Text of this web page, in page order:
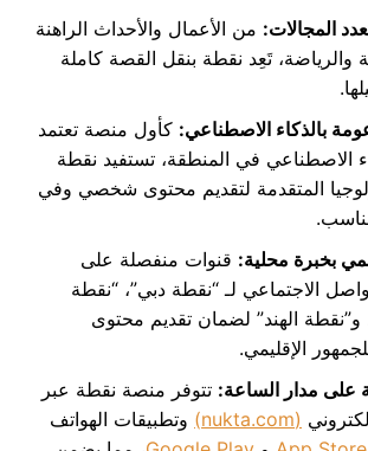
المجالات: من الأعمال والأحداث الراهنة
والرياضة، تَعِد نقطة بنقل القصة كاملة
بالذكاء الاصطناعي: كأول منصة تعتمد
الاصطناعي في المنطقة، تستفيد نقطة
المتقدمة لتقديم محتوى شخصي وفي
بخبرة محلية: قنوات منفصلة على
الاجتماعي لـ “نقطة دبي”، “نقطة
و”نقطة الهند” لضمان تقديم محتوى
الإقليمي.
على مدار الساعة: تتوفر منصة نقطة عبر
(nukta.com)
وتطبيقات الهواتف